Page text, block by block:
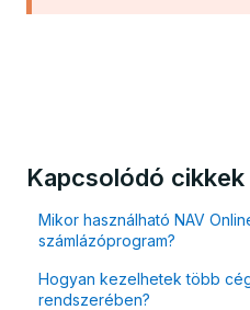
Kapcsolódó cikkek
Mikor használható NAV
számlázóprogram?
Hogyan kezelhetek több
rendszerében?